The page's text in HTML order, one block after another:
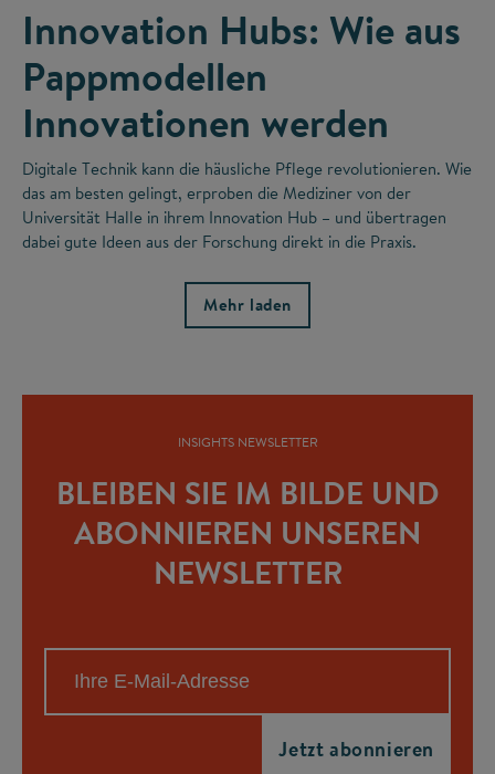
Innovation Hubs: Wie aus
Pappmodellen
Innovationen werden
Digitale Technik kann die häusliche Pflege revolutionieren. Wie
das am besten gelingt, erproben die Mediziner von der
Universität Halle in ihrem Innovation Hub – und übertragen
dabei gute Ideen aus der Forschung direkt in die Praxis.
Mehr laden
INSIGHTS NEWSLETTER
BLEIBEN SIE IM BILDE UND
ABONNIEREN UNSEREN
NEWSLETTER